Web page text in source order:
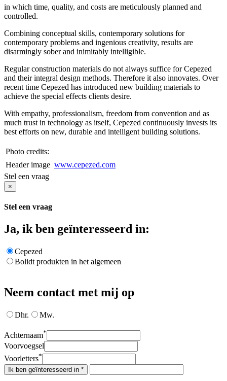
in which time, quality, and costs are meticulously planned and
controlled.
Combining conceptual skills, contemporary solutions for
contemporary problems and ingenious creativity, results are
disarmingly sober and inimitably intelligible.
Regular construction materials do not always suffice for Cepezed
and their integral design methods. Therefore it also innovates. Over
recent time Cepezed has introduced new building materials to
achieve the special effects clients desire.
With empathy, professionalism, freedom from convention and as
much trust in technology as itself, Cepezed continuously invests its
best efforts on new, durable and intelligent building solutions.
Photo credits:
Header image www.cepezed.com
Stel een vraag
×
Stel een vraag
Ja, ik ben geïnteresseerd in:
Cepezed
Bolidt produkten in het algemeen
Neem contact met mij op
Dhr. Mw.
Achternaam*
Voorvoegsel
Voorletters*
Ik ben geïnteresseerd in *